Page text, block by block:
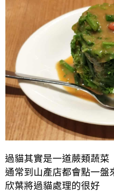
過貓其實是一道蕨類蔬菜
通常到山產店都會點一盤
欣葉將過貓處理的很好